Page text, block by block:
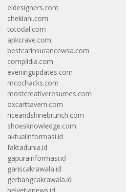
eldesigners.com
cheklani.com
totodal.com
apkcrave.com
bestcarinsurancewsa.com
complidia.com
eveningupdates.com
mcochacks.com
mostcreativeresumes.com
oxcarttavern.com
riceandshinebrunch.com
shoesknowledge.com
aktualinformasi.id
faktadunia.id
gapurainformasi.id
gariscakrawala.id
gerbangcakrawala.id